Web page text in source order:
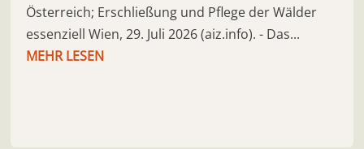
Österreich; Erschließung und Pflege der Wälder
essenziell Wien, 29. Juli 2026 (aiz.info). - Das...
MEHR LESEN